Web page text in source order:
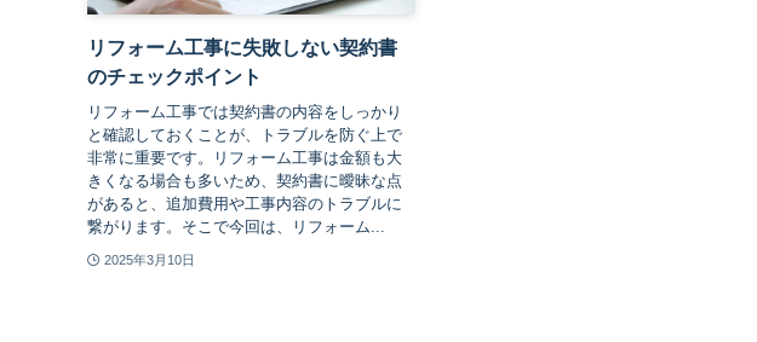
リフォーム工事に失敗しない契約書
のチェックポイント
リフォーム工事では契約書の内容をしっかり
と確認しておくことが、トラブルを防ぐ上で
非常に重要です。リフォーム工事は金額も大
きくなる場合も多いため、契約書に曖昧な点
があると、追加費用や工事内容のトラブルに
繋がります。そこで今回は、リフォーム...
2025年3月10日